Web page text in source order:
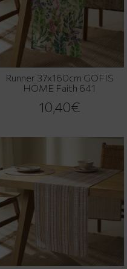
Runner 37x160cm GOFIS
HOME Faith 641
10,40€